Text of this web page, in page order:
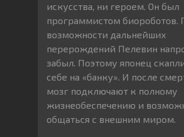
искусства, ни героем. Он был
программистом биороботов.
возможности дальнейших
перерождений Пелевин
забыл. Поэтому японец
себе на «банку». И после
мозг подключают к полному
жизнеобеспечению и
общаться с внешним миром.